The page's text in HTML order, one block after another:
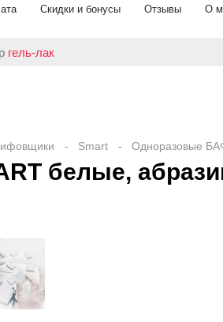
Скидки и бонусы Отзывы О
гель-лак
Smart Одноразовые
белые,